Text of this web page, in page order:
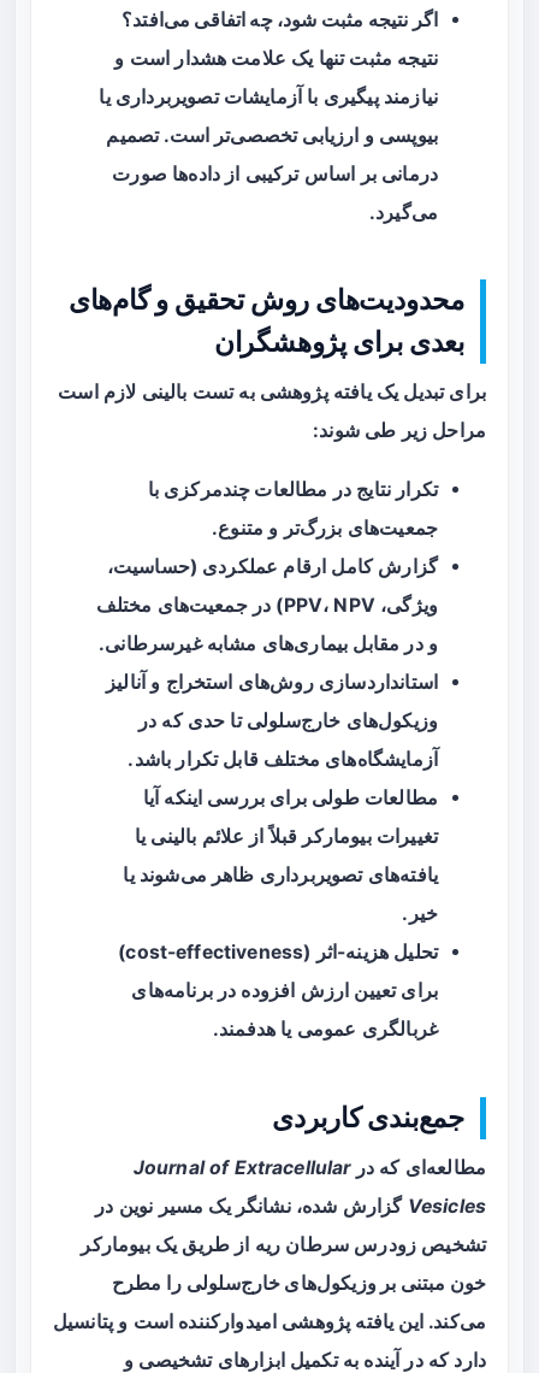
اگر نتیجه مثبت شود، چه اتفاقی می‌افتد؟
نتیجه مثبت تنها یک علامت هشدار است و
نیازمند پیگیری با آزمایشات تصویربرداری یا
بیوپسی و ارزیابی تخصصی‌تر است. تصمیم
درمانی بر اساس ترکیبی از داده‌ها صورت
می‌گیرد.
محدودیت‌های روش تحقیق و گام‌های
بعدی برای پژوهشگران
برای تبدیل یک یافته پژوهشی به تست بالینی لازم است
مراحل زیر طی شوند:
تکرار نتایج در مطالعات چندمرکزی با
جمعیت‌های بزرگ‌تر و متنوع.
گزارش کامل ارقام عملکردی (حساسیت،
ویژگی، PPV، NPV) در جمعیت‌های مختلف
و در مقابل بیماری‌های مشابه غیرسرطانی.
استانداردسازی روش‌های استخراج و آنالیز
وزیکول‌های خارج‌سلولی تا حدی که در
آزمایشگاه‌های مختلف قابل تکرار باشد.
مطالعات طولی برای بررسی اینکه آیا
تغییرات بیومارکر قبلاً از علائم بالینی یا
یافته‌های تصویربرداری ظاهر می‌شوند یا
خیر.
تحلیل هزینه-اثر (cost-effectiveness)
برای تعیین ارزش افزوده در برنامه‌های
غربالگری عمومی یا هدفمند.
جمع‌بندی کاربردی
مطالعه‌ای که درJournal of Extracellular
Vesicles گزارش شده، نشانگر یک مسیر نوین در
تشخیص زودرس سرطان ریه از طریق یکبیومارکر
خون مبتنی بر وزیکول‌های خارج‌سلولی را مطرح
می‌کند. این یافته پژوهشی امیدوارکننده است و پتانسیل
دارد که در آینده به تکمیل ابزارهای تشخیصی و